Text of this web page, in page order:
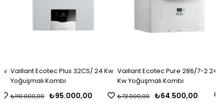
Vaillant Ecotec Plus 32CS/ 24 Kw
Yoğuşmalı Kombi
₺95.000,00
₺110.000,00
Vaillant Ecotec Pure 286/7-2 24
Kw Yoğuşmalı Kombi
₺64.500,00
₺72.000,00